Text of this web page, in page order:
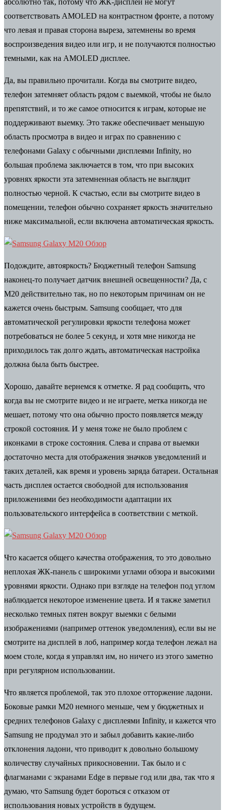
соответствовать AMOLED на контрастном фронте, а потому
что левая и правая сторона выреза, затемнены во время
воспроизведения видео или игр, и не получаются полностью
темными, как на AMOLED дисплее.
Да, вы правильно прочитали. Когда вы смотрите видео,
телефон затемняет область рядом с выемкой, чтобы не было
препятствий, и то же самое относится к играм, которые не
поддерживают выемку. Это также обеспечивает меньшую
область просмотра в видео и играх по сравнению с
телефонами Galaxy с обычными дисплеями Infinity, но
большая проблема заключается в том, что при высоких
уровнях яркости эта затемненная область не выглядит
полностью черной. К счастью, если вы смотрите видео в
помещении, телефон обычно сохраняет яркость значительно
ниже максимальной, если включена автоматическая яркость.
Подождите, автояркость? Бюджетный телефон Samsung
наконец-то получает датчик внешней освещенности? Да, с
M20 действительно так, но по некоторым причинам он не
кажется очень быстрым. Samsung сообщает, что для
автоматической регулировки яркости телефона может
потребоваться не более 5 секунд, и хотя мне никогда не
приходилось так долго ждать, автоматическая настройка
должна была быть быстрее.
Хорошо, давайте вернемся к отметке. Я рад сообщить, что
когда вы не смотрите видео и не играете, метка никогда не
мешает, потому что она обычно просто появляется между
строкой состояния. И у меня тоже не было проблем с
иконками в строке состояния. Слева и справа от выемки
достаточно места для отображения значков уведомлений и
таких деталей, как время и уровень заряда батареи. Остальная
часть дисплея остается свободной для использования
приложениями без необходимости адаптации их
пользовательского интерфейса в соответствии с меткой.
Что касается общего качества отображения, то это довольно
неплохая ЖК-панель с широкими углами обзора и высокими
уровнями яркости. Однако при взгляде на телефон под углом
наблюдается некоторое изменение цвета. И я также заметил
несколько темных пятен вокруг выемки с белыми
изображениями (например оттенок уведомления), если вы не
смотрите на дисплей в лоб, например когда телефон лежал на
моем столе, когда я управлял им, но ничего из этого заметно
при регулярном использовании.
Что является проблемой, так это плохое отторжение ладони.
Боковые рамки M20 немного меньше, чем у бюджетных и
средних телефонов Galaxy с дисплеями Infinity, и кажется что
Samsung не продумал это и забыл добавить какие-либо
отклонения ладони, что приводит к довольно большому
количеству случайных прикосновении. Так было и с
флагманами с экранами Edge в первые год или два, так что я
думаю, что Samsung будет бороться с отказом от
использования новых устройств в будущем.